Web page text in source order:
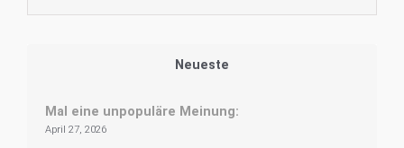
Neueste
Mal eine unpopuläre Meinung:
April 27, 2026